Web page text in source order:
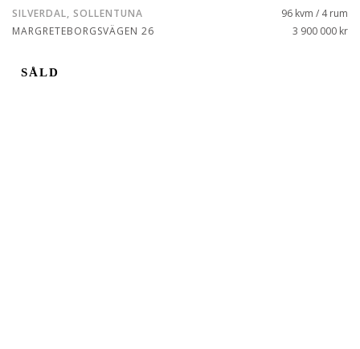
SILVERDAL, SOLLENTUNA
MARGRETEBORGSVÄGEN 26
96 kvm / 4 rum
3 900 000 kr
SÅLD